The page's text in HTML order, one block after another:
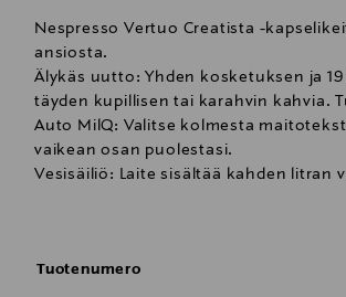
Nespresso Vertuo Creatista -
ansiosta.
Älykäs uutto: Yhden kosketuksen ja
täyden kupillisen tai karahvin kahvia.
Auto MilQ: Valitse kolmesta
vaikean osan puolestasi.
Vesisäiliö: Laite sisältää kahden litran
Maitosauvan puhdistutyökalu
Tuotenumero